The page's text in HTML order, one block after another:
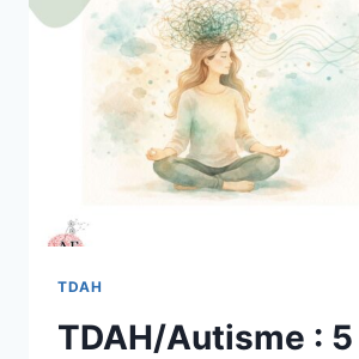
TDAH
TDAH/Autisme :